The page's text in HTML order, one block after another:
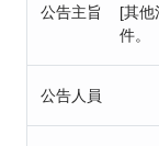
公告主旨
[其他
件。
公告人員